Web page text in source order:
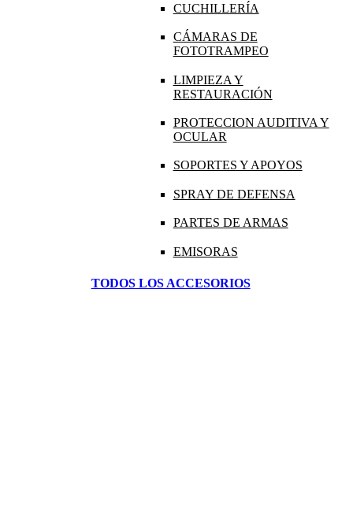
CUCHILLERÍA
CÁMARAS DE
FOTOTRAMPEO
LIMPIEZA Y
RESTAURACIÓN
PROTECCION AUDITIVA Y
OCULAR
SOPORTES Y APOYOS
SPRAY DE DEFENSA
PARTES DE ARMAS
EMISORAS
TODOS LOS ACCESORIOS